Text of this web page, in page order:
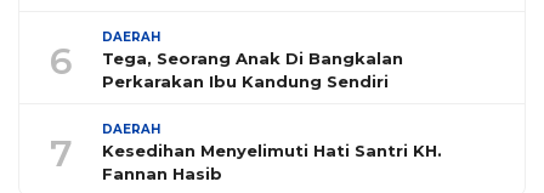
6
DAERAH
Tega, Seorang Anak Di Bangkalan
Perkarakan Ibu Kandung Sendiri
7
DAERAH
Kesedihan Menyelimuti Hati Santri KH.
Fannan Hasib